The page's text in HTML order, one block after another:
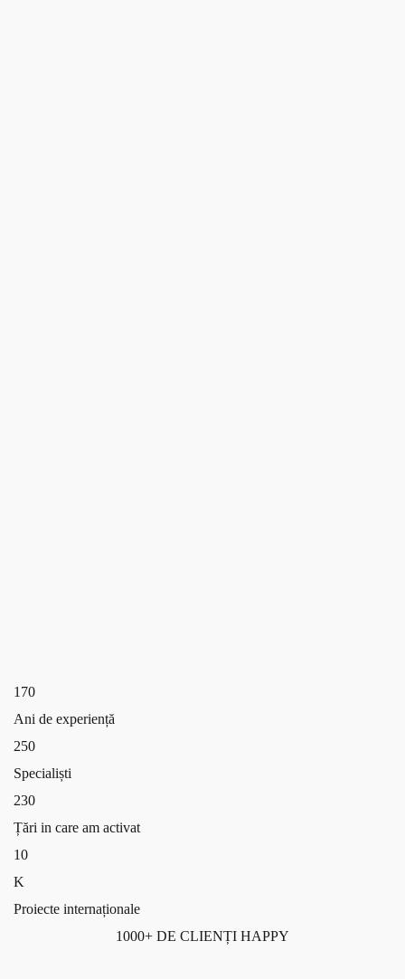
170
Ani de experiență
250
Specialiști
230
Țări in care am activat
10
K
Proiecte internaționale
1000+ DE CLIENȚI HAPPY